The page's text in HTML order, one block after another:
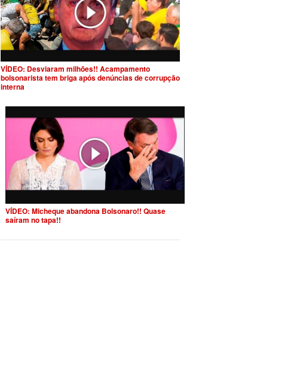
VÍDEO: Desviaram milhões!! Acampamento
bolsonarista tem briga após denúncias de corrupção
interna
VÍDEO: Micheque abandona Bolsonaro!! Quase
saíram no tapa!!